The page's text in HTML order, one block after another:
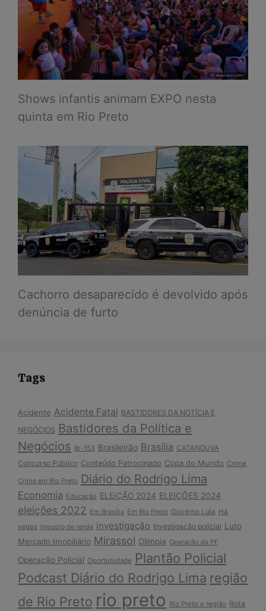
Shows infantis animam EXPO nesta
quinta em Rio Preto
Cachorro desaparecido é devolvido após
denúncia de furto
Tags
Acidente Acidente Fatal BASTIDORES DA NOTÍCIA E
NEGÓCIOS Bastidores da Política e
Negócios Br-153 Brasileirão Brasília CATANDUVA
Concurso Público Conteúdo Patrocinado Copa do Mundo Crime
Crime em Rio Preto Diário do Rodrigo Lima
Economia Educação ELEIÇÃO 2024 ELEIÇÕES 2024
eleições 2022 Em Brasília Em Rio Preto Governo Lula Há
vagas Imposto de renda investigação Investigação policial Luto
Mercado Imobiliário Mirassol Olímpia Operação da PF
Operação Policial Oportunidade Plantão Policial
Podcast Diário do Rodrigo Lima região
de Rio Preto rio preto Rio Preto e região Rota